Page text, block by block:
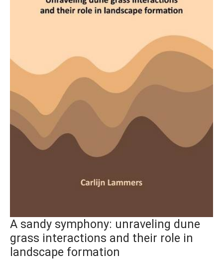
A sandy symphony: unraveling dune
grass interactions and their role in
landscape formation